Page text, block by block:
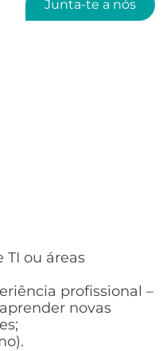
Junta-te a nós
TI ou áreas
profissional –
novas